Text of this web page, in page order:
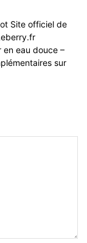
Site officiel de
en eau douce –
sur